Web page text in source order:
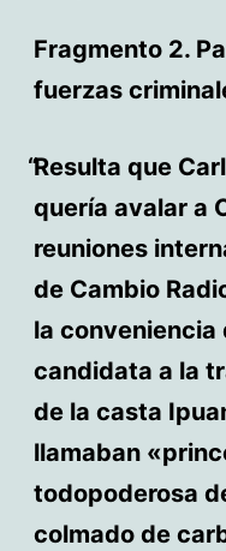
Fragmento 2.
fuerzas
Resulta que
quería avalar a
reuniones
de Cambio
la conveniencia
candidata a la
de la casta
llamaban
todopoderosa
colmado de